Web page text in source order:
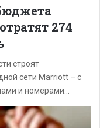
274
строят
сети Marriott – с
и номерами…